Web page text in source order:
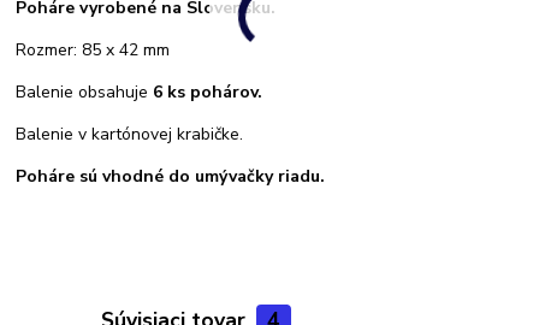
Poháre vyrobené na Slovensku.
Rozmer: 85 x 42 mm
Balenie obsahuje 6 ks pohárov.
Balenie v kartónovej krabičke.
Poháre sú vhodné do umývačky riadu.